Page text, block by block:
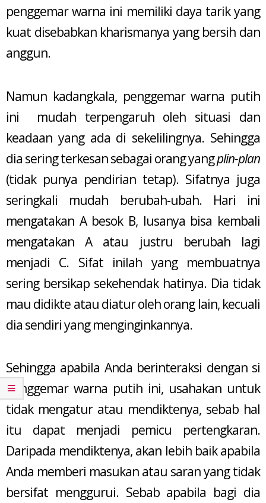
penggemar warna ini memiliki daya tarik yang
kuat disebabkan kharismanya yang bersih dan
anggun.
Namun kadangkala, penggemar warna putih
ini mudah terpengaruh oleh situasi dan
keadaan yang ada di sekelilingnya. Sehingga
dia sering terkesan sebagai orang yangplin-plan
(tidak punya pendirian tetap). Sifatnya juga
seringkali mudah berubah-ubah. Hari ini
mengatakan A besok B, lusanya bisa kembali
mengatakan A atau justru berubah lagi
menjadi C. Sifat inilah yang membuatnya
sering bersikap sekehendak hatinya. Dia tidak
mau didikte atau diatur oleh orang lain, kecuali
dia sendiri yang menginginkannya.
Sehingga apabila Anda berinteraksi dengan si
penggemar warna putih ini, usahakan untuk
tidak mengatur atau mendiktenya, sebab hal
itu dapat menjadi pemicu pertengkaran.
Daripada mendiktenya, akan lebih baik apabila
Anda memberi masukan atau saran yang tidak
bersifat menggurui. Sebab apabila bagi dia